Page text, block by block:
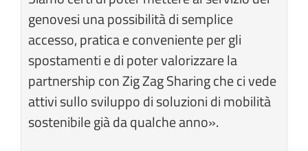
genovesi una possibilità di semplice
accesso, pratica e conveniente per gli
spostamenti e di poter valorizzare la
partnership con Zig Zag Sharing che ci vede
attivi sullo sviluppo di soluzioni di mobilità
sostenibile già da qualche anno».